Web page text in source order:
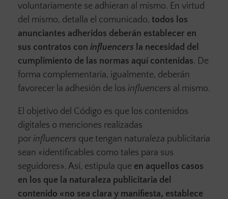
voluntariamente se adhieran al mismo. En virtud
del mismo, detalla el comunicado, todos los
anunciantes adheridos deberán establecer en
sus contratos con influencers la necesidad del
cumplimiento de las normas aquí contenidas. De
forma complementaria, igualmente, deberán
favorecer la adhesión de los influencers al mismo.
El objetivo del Código es que los contenidos
digitales o menciones realizadas
por influencers que tengan naturaleza publicitaria
sean «identificables como tales para sus
seguidores». Así, estipula que en aquellos casos
en los que la naturaleza publicitaria del
contenido «no sea clara y manifiesta, establece